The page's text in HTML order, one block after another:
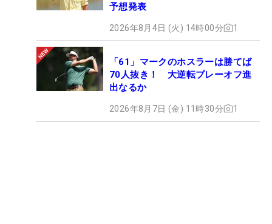
予想発表
2026年8月4日 (火) 14時00分 1
「61」マークのホスラーは勝てば
70人抜き！ 大逆転プレーオフ進
出なるか
2026年8月7日 (金) 11時30分 1